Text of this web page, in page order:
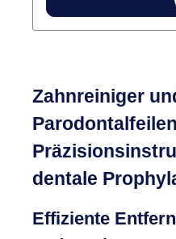
Varianten ab
19,08 €*
28,95 €*